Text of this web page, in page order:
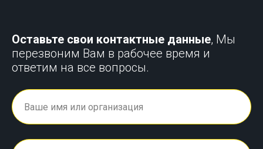
Оставьте свои контактные данные, Мы
перезвоним Вам в рабочее время и
ответим на все вопросы.